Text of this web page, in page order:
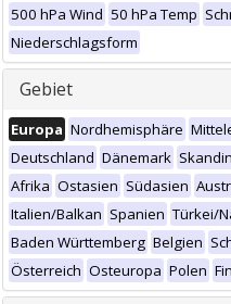
500 hPa Wind 50 hPa Temp
Niederschlagsform
Gebiet
Europa Nordhemisphäre
Deutschland Dänemark
Afrika Ostasien Südasien
Italien/Balkan Spanien Türkei/
Baden Württemberg Belgien
Österreich Osteuropa Polen